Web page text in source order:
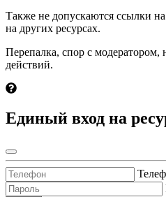
Также не допускаются ссылки
на других ресурсах.
Перепалка, спор с модератором,
действий.
Единый вход на